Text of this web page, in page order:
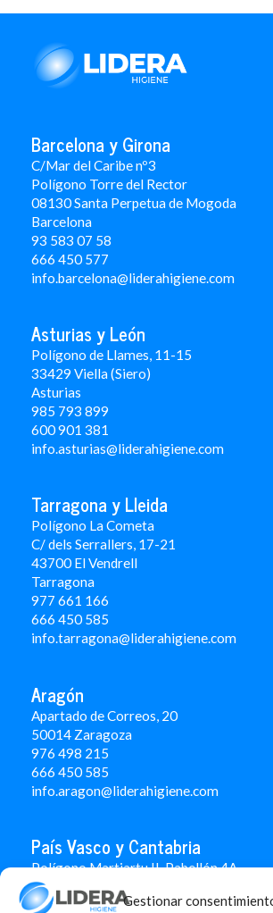
Gestionar
Barcelona y Girona
C/Mar del Caribe nº3
Polígono Torre del Rector
08130 Santa Perpetua de Mogoda
Barcelona
93 583 07 58
666 450 577
info.barcelona@liderahigiene.com
Asturias y León
Polígono de Llames, 11-15
33429 Viella (Siero)
Asturias
985 793 899
600 901 381
info.asturias@liderahigiene.com
Tarragona y Lleida
Polígono La Cometa
C/ dels Serrallers, 17-21
43700 El Vendrell
Tarragona
977 661 166
666 450 585
info.tarragona@liderahigiene.com
Aragón
Apartado de Correos, 20
50014 Zaragoza
976 498 215
666 450 585
info.aragon@liderahigiene.com
País Vasco y Cantabria
Polígono Martiartu II. Pabellón 4A
48480 Arrigorriaga
Bizkaia